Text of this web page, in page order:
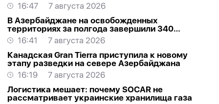
16:47
7 августа 2026
В Азербайджане на освобожденных
территориях за полгода завершили 340
проектов
16:41
7 августа 2026
Канадская Gran Tierra приступила к новому
этапу разведки на севере Азербайджана
16:19
7 августа 2026
Логистика мешает: почему SOCAR не
рассматривает украинские хранилища газа